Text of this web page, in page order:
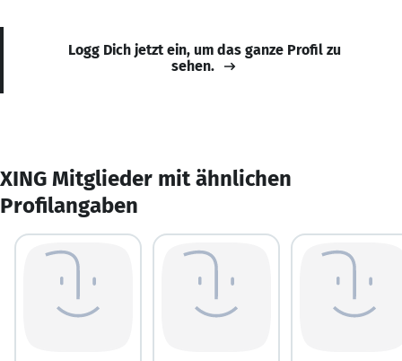
Logg Dich jetzt ein, um das ganze Profil zu
sehen.
XING Mitglieder mit ähnlichen
Profilangaben